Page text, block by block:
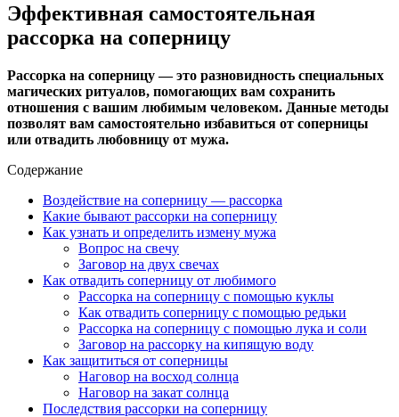
Эффективная самостоятельная
рассорка на соперницу
Рассорка на соперницу — это разновидность специальных
магических ритуалов, помогающих вам сохранить
отношения с вашим любимым человеком. Данные методы
позволят вам самостоятельно избавиться от соперницы
или отвадить любовницу от мужа.
Содержание
Воздействие на соперницу — рассорка
Какие бывают рассорки на соперницу
Как узнать и определить измену мужа
Вопрос на свечу
Заговор на двух свечах
Как отвадить соперницу от любимого
Рассорка на соперницу с помощью куклы
Как отвадить соперницу с помощью редьки
Рассорка на соперницу с помощью лука и соли
Заговор на рассорку на кипящую воду
Как защититься от соперницы
Наговор на восход солнца
Наговор на закат солнца
Последствия рассорки на соперницу